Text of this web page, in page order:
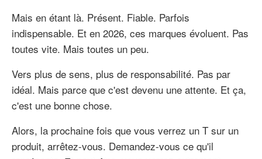
Mais en étant là. Présent. Fiable. Parfois
indispensable. Et en 2026, ces marques évoluent. Pas
toutes vite. Mais toutes un peu.
Vers plus de sens, plus de responsabilité. Pas par
idéal. Mais parce que c'est devenu une attente. Et ça,
c'est une bonne chose.
Alors, la prochaine fois que vous verrez un T sur un
produit, arrêtez-vous. Demandez-vous ce qu'il